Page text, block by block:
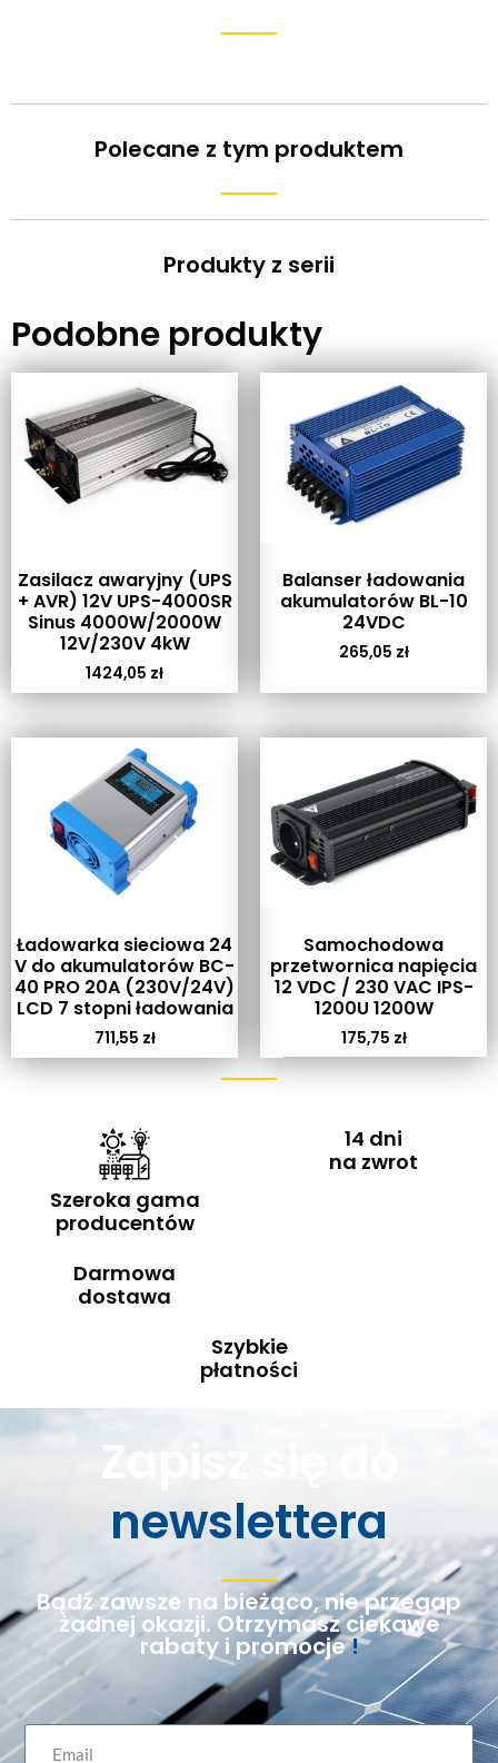
Polecane z tym produktem
Produkty z serii
Podobne produkty
Zasilacz awaryjny (UPS
+ AVR) 12V UPS-4000SR
Sinus 4000W/2000W
12V/230V 4kW
1424,05 zł
Balanser ładowania
akumulatorów BL-10
24VDC
265,05 zł
Ładowarka sieciowa 24
V do akumulatorów BC-
40 PRO 20A (230V/24V)
LCD 7 stopni ładowania
711,55 zł
Samochodowa
przetwornica napięcia
12 VDC / 230 VAC IPS-
1200U 1200W
175,75 zł
Szeroka gama
producentów
14 dni
na zwrot
Darmowa
dostawa
Szybkie
płatności
Zapisz się do
newslettera
Bądź zawsze na bieżąco, nie przegap
żadnej okazji. Otrzymasz ciekawe
rabaty i promocje!